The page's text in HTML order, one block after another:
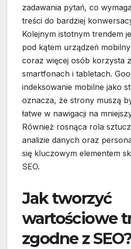
zadawania pytań, co
treści do bardziej
Kolejnym istotnym trendem
pod kątem urządzeń
coraz więcej osób korzysta
smartfonach i tabletach.
indeksowanie mobilne jako
oznacza, że strony muszą
łatwe w nawigacji na
Również rosnąca rola
analizie danych oraz
się kluczowym elementem
SEO.
Jak tworzyć
wartościowe
zgodne z